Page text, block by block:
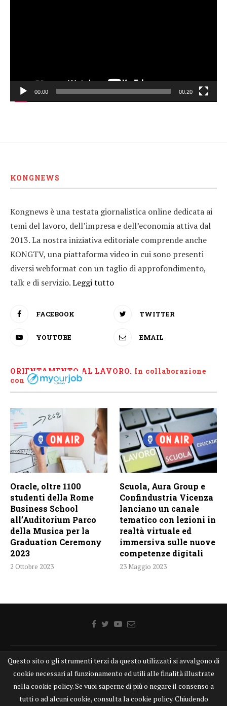
00:00 00:20
KONGNEWS
Kongnews è una testata giornalistica online dedicata ai
temi del lavoro, dell’impresa e dell’economia attiva dal
2013. La nostra iniziativa editoriale comprende anche
KONGTV, una piattaforma video in cui sono presenti
diversi webformat con un taglio di approfondimento,
talk e di servizio.Leggi tutto
FACEBOOK TWITTER
YOUTUBE EMAIL
ORIENTAMENTO AL LAVORO. In collaborazione
con
Oracle, oltre 1100
studenti della Rome
Business School
all’Auditorium Parco
della Musica per la
Graduation Ceremony
2023
2 Ottobre 2023
Scuola, Aura Group e
Confindustria Vicenza
lanciano un canale
tematico con lezioni in
realtà virtuale ed
immersiva sulle nuove
competenze digitali
23 Maggio 2023
Home Chi siamo Disclaimer Cookie Contatti
Privacy Policy KONGTV
KONGnews ©KONG Comunicazione s.r.l. - P.IVA: 15049871005
Questo sito o gli strumenti terzi da questo utilizzati si avvalgono di
cookie necessari al funzionamento ed utili alle finalità illustrate
nella cookie policy. Se vuoi saperne di più o negare il consenso a
tutti o ad alcuni cookie, consulta la cookie policy. Chiudendo